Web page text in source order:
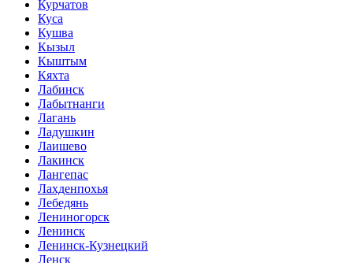
Курчатов
Куса
Кушва
Кызыл
Кыштым
Кяхта
Лабинск
Лабытнанги
Лагань
Ладушкин
Лаишево
Лакинск
Лангепас
Лахденпохья
Лебедянь
Лениногорск
Ленинск
Ленинск-Кузнецкий
Ленск